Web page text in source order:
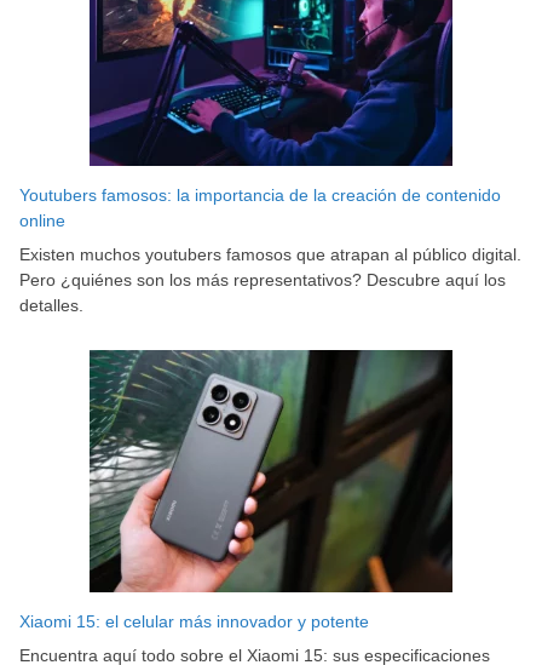
Youtubers famosos: la importancia de la creación de contenido
online
Existen muchos youtubers famosos que atrapan al público digital.
Pero ¿quiénes son los más representativos? Descubre aquí los
detalles.
Xiaomi 15: el celular más innovador y potente
Encuentra aquí todo sobre el Xiaomi 15: sus especificaciones